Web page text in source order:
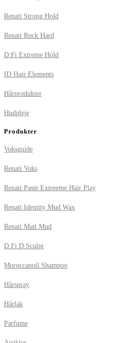
Renati Strong Hold
Renati Rock Hard
D:Fi Extreme Hold
ID Hair Elements
Hårprodukter
Hudpleje
Produkter
Voksguide
Renati Voks
Renati Paste Extreeme Hair Play
Renati Identity Mud Wax
Renati Matt Mud
D:Fi D:Sculpt
Moroccanoil Shampoo
Hårspray
Hårlak
Parfume